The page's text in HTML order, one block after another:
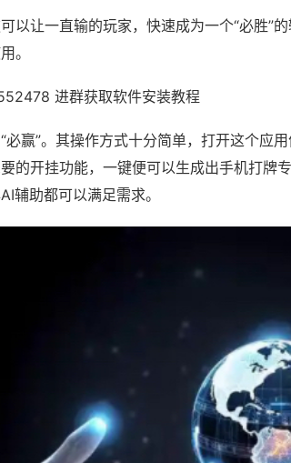
以让一直输的玩家，快速成为一个“必胜”
。
进群获取软件安装教程
赢”。其操作方式十分简单，打开这个应
的开挂功能，一键便可以生成出手机打牌
辅助都可以满足需求。